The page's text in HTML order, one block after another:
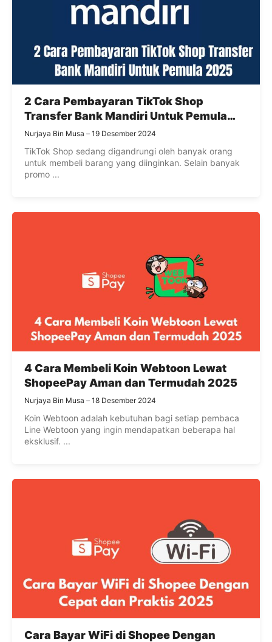
2 Cara Pembayaran TikTok Shop
Transfer Bank Mandiri Untuk Pemula
2025
Nurjaya Bin Musa 19 Desember 2024
TikTok Shop sedang digandrungi oleh banyak orang
untuk membeli barang yang diinginkan. Selain banyak
promo ...
4 Cara Membeli Koin Webtoon Lewat
ShopeePay Aman dan Termudah 2025
Nurjaya Bin Musa 18 Desember 2024
Koin Webtoon adalah kebutuhan bagi setiap pembaca
Line Webtoon yang ingin mendapatkan beberapa hal
eksklusif. ...
Cara Bayar WiFi di Shopee Dengan